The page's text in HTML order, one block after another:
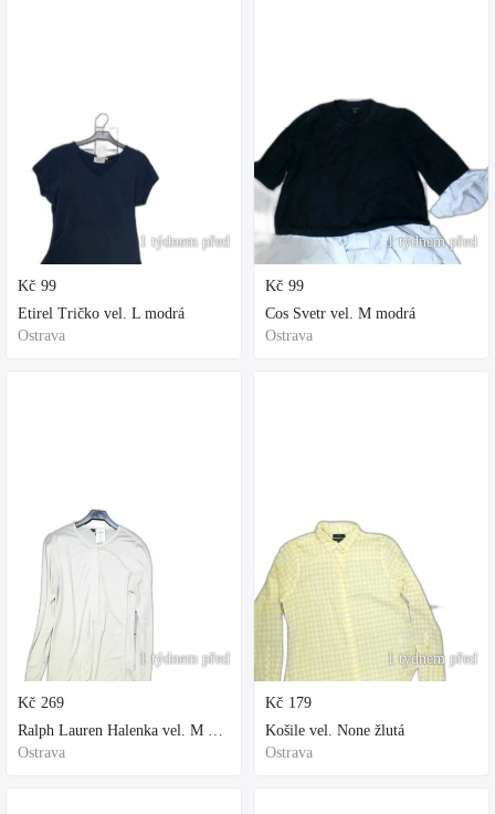
1 týdnem před
Kč 99
Etirel Tričko vel. L modrá
Ostrava
1 týdnem před
Kč 269
Ralph Lauren Halenka vel. M bílá
Ostrava
1 týdnem před
Kč 99
Cos Svetr vel. M modrá
Ostrava
1 týdnem před
Kč 179
Košile vel. None žlutá
Ostrava